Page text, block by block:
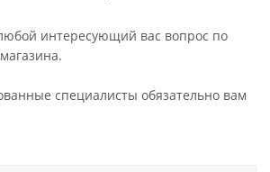
интересующий вас вопрос по
специалисты обязательно вам